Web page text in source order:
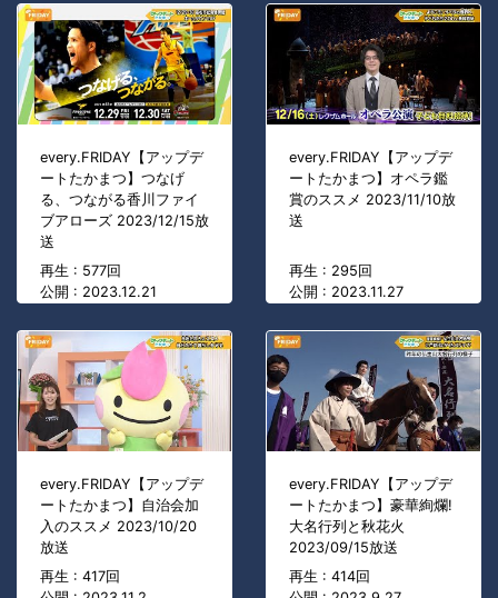
every.FRIDAY【アップデ
ートたかまつ】つなげ
る、つながる香川ファイ
ブアローズ 2023/12/15放
送
再生 : 577回
公開 : 2023.12.21
every.FRIDAY【アップデ
ートたかまつ】オペラ鑑
賞のススメ 2023/11/10放
送
再生 : 295回
公開 : 2023.11.27
every.FRIDAY【アップデ
ートたかまつ】自治会加
入のススメ 2023/10/20
放送
再生 : 417回
every.FRIDAY【アップデ
ートたかまつ】豪華絢爛!
大名行列と秋花火
2023/09/15放送
再生 : 414回